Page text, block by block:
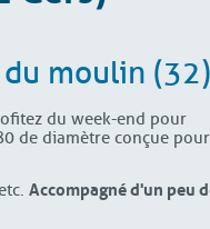
moulin (32)
du week-end pour
de diamètre conçue pour
Accompagné d'un peu